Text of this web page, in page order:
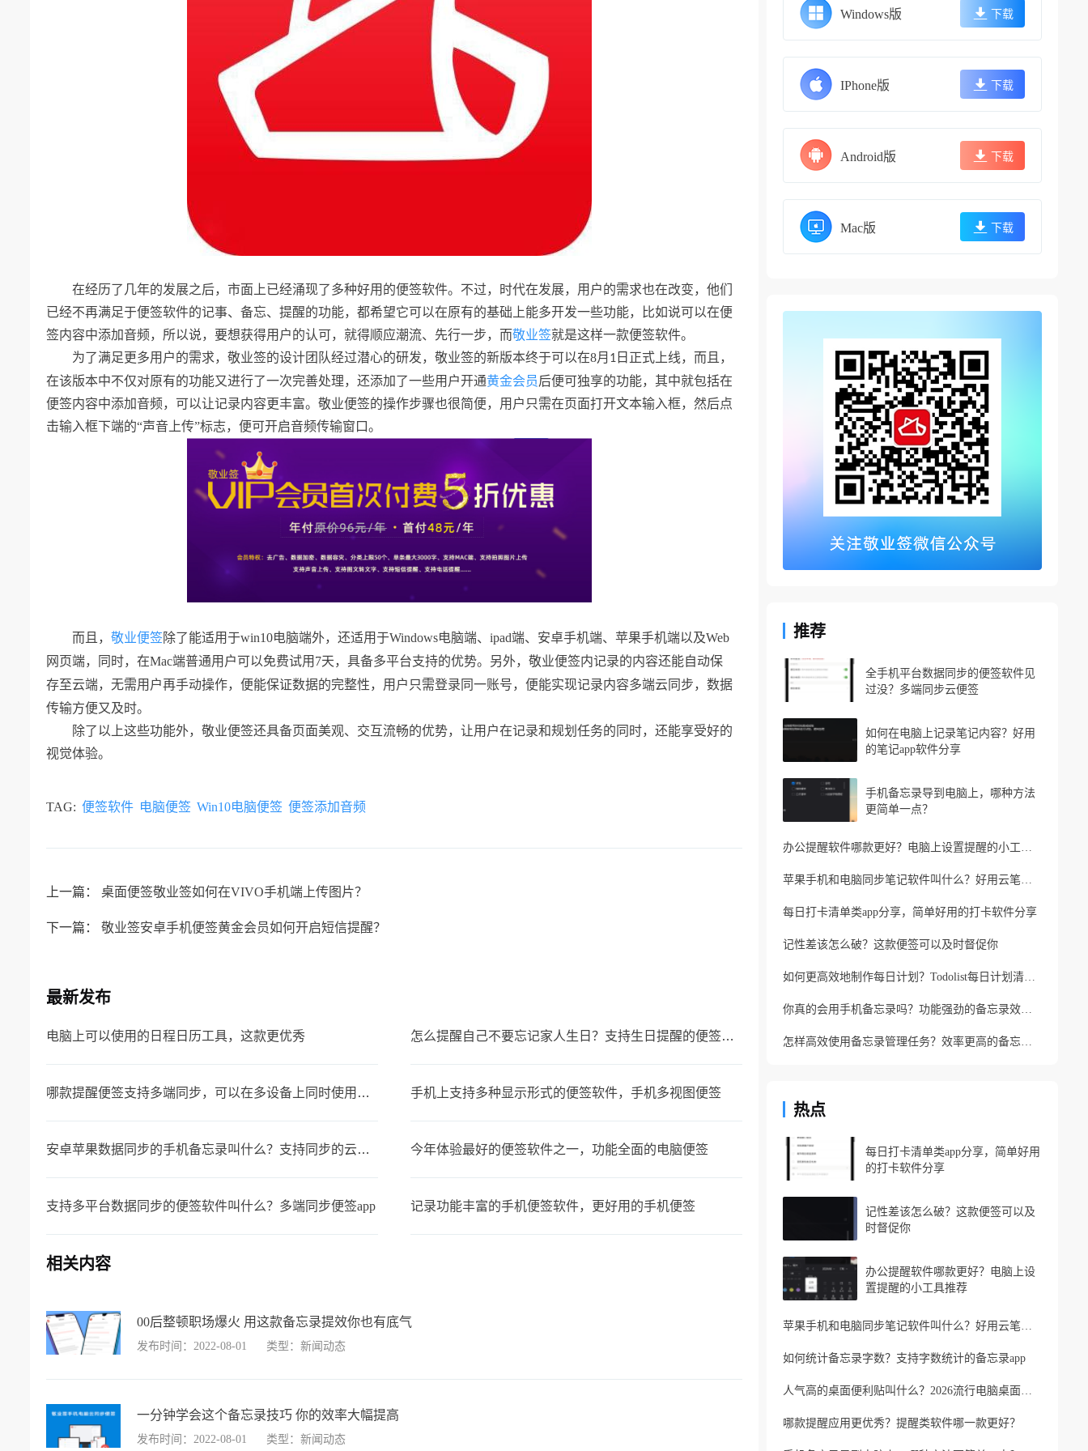
在经历了几年的发展之后，市面上已经涌现了多种好用的便签软件。不过，时代在发展，用户的需求也在改变，他们
已经不再满足于便签软件的记事、备忘、提醒的功能，都希望它可以在原有的基础上能多开发一些功能，比如说可以在便
签内容中添加音频，所以说，要想获得用户的认可，就得顺应潮流、先行一步，而敬业签就是这样一款便签软件。
为了满足更多用户的需求，敬业签的设计团队经过潜心的研发，敬业签的新版本终于可以在8月 1 日正式上线，而且，
在该版本中不仅对原有的功能又进行了一次完善处理，还添加了一些用户开通黄金会员后便可独享的功能，其中就包括在
便签内容中添加音频，可以让记录内容更丰富。敬业便签的操作步骤也很简便，用户只需在页面打开文本输入框，然后点
击输入框下端的“声音上传”标志，便可开启音频传输窗口。
而且， 敬业便签除了能适用于win10电脑端外，还适用于Windows电脑端、 ipad端、安卓手机端、苹果手机端以及Web
网页端，同时，在Mac端普通用户可以免费试用 7天，具备多平台支持的优势。另外，敬业便签内记录的内容还能自动保
存至云端，无需用户再手动操作，便能保证数据的完整性，用户只需登录同一账号，便能实现记录内容多端云同步，数据
传输方便又及时。
除了以上这些功能外，敬业便签还具备页面美观、交互流畅的优势，让用户在记录和规划任务的同时，还能享受好的
视觉体验。
TAG: 便签软件 电脑便签 Win10电脑便签 便签添加音频
上一篇： 桌面便签敬业签如何在VIVO手机端上传图片？
下一篇： 敬业签安卓手机便签黄金会员如何开启短信提醒？
最新发布
电脑上可以使用的日程日历工具，这款更优秀 怎么提醒自己不要忘记家人生日？支持生日提醒的便签软件
哪款提醒便签支持多端同步，可以在多设备上同时使用的便签 手机上支持多种显示形式的便签软件，手机多视图便签
安卓苹果数据同步的手机备忘录叫什么？支持同步的云备忘录 今年体验最好的便签软件之一，功能全面的电脑便签
支持多平台数据同步的便签软件叫什么？多端同步便签app 记录功能丰富的手机便签软件，更好用的手机便签
相关内容
00后整顿职场爆火 用这款备忘录提效你也有底气
发布时间：2022-08-01 类型：新闻动态
一分钟学会这个备忘录技巧 你的效率大幅提高
发布时间：2022-08-01 类型：新闻动态
Windows版 下载
IPhone版 下载
Android版 下载
Mac版 下载
推荐
全手机平台数据同步的便签软件见
过没？多端同步云便签
如何在电脑上记录笔记内容？好用
的笔记app软件分享
手机备忘录导到电脑上，哪种方法
更简单一点？
办公提醒软件哪款更好？电脑上设置提醒的小工具推荐
苹果手机和电脑同步笔记软件叫什么？好用云笔记软件分享
每日打卡清单类app分享，简单好用的打卡软件分享
记性差该怎么破？这款便签可以及时督促你
如何更高效地制作每日计划？Todolist每日计划清单制作方法
你真的会用手机备忘录吗？功能强劲的备忘录效率工具
怎样高效使用备忘录管理任务？效率更高的备忘录app
热点
每日打卡清单类app分享，简单好用
的打卡软件分享
记性差该怎么破？这款便签可以及
时督促你
办公提醒软件哪款更好？电脑上设
置提醒的小工具推荐
苹果手机和电脑同步笔记软件叫什么？好用云笔记软件分享
如何统计备忘录字数？支持字数统计的备忘录app
人气高的桌面便利贴叫什么？2026流行电脑桌面便利贴
哪款提醒应用更优秀？提醒类软件哪一款更好？